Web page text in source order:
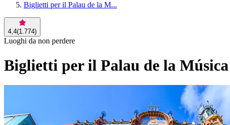
Biglietti per il Palau de la M...
4,4(1.774)
Luoghi da non perdere
Biglietti per il Palau de la